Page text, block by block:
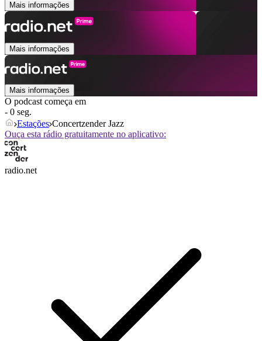
Mais informações
Mais informações
Mais informações
O podcast começa em
- 0 seg.
Estações Concertzender Jazz
Ouça esta rádio gratuitamente no aplicativo:
radio.net